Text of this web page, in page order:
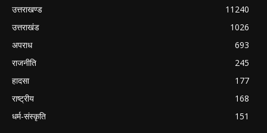
उत्तराखण्ड
11240
उत्तराखंड
1026
अपराध
693
राजनीति
245
हादसा
177
राष्ट्रीय
168
धर्म-संस्कृति
151